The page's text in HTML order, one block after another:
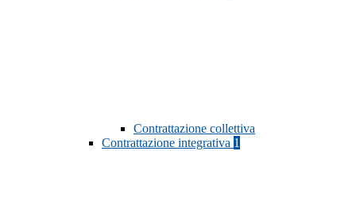
Contrattazione collettiva
Contrattazione integrativa 1